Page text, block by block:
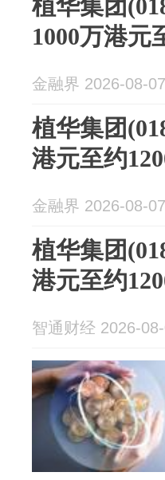
植华集团
1000万港元
金融界 2026-08-07
植华集团
港元至约
金融界 2026-08-07
植华集团
港元至约
智通财经 2026-